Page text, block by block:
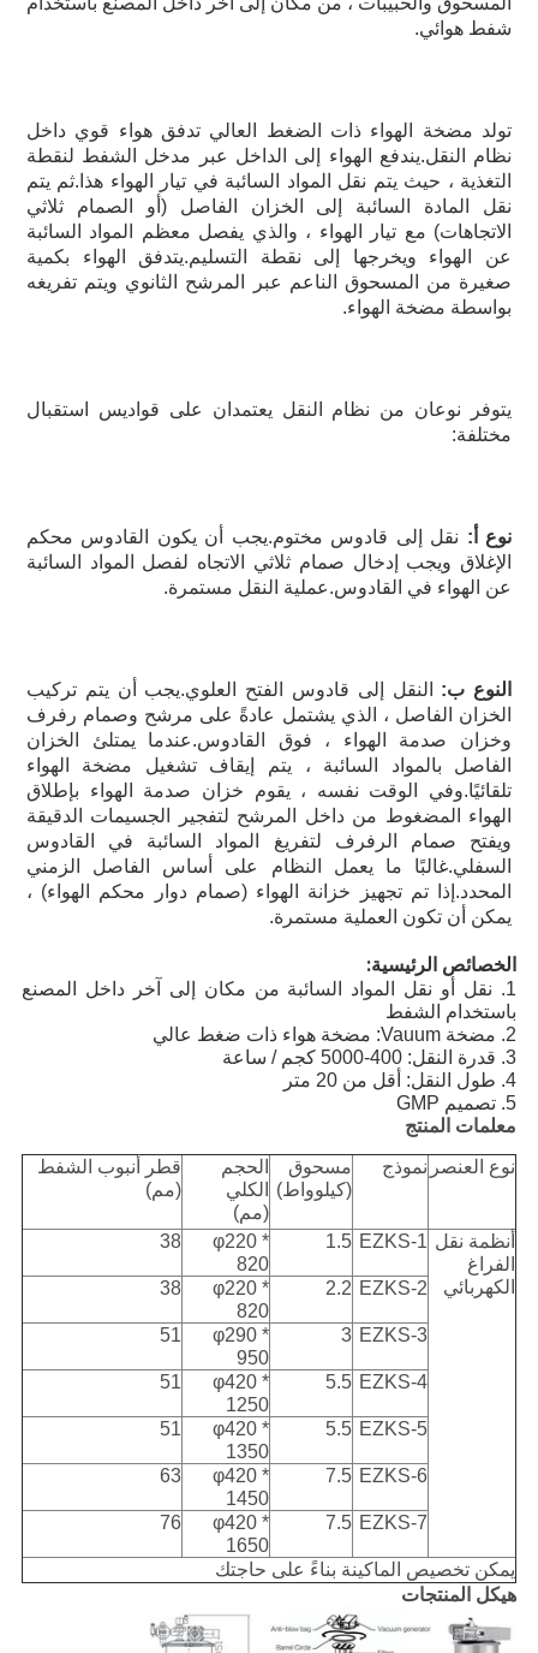
شفط هوائي.
بواسطة مضخة الهواء.
مختلفة:
نوع أ: نقل إلى قادوس مختوم.
عن الهواء في القادوس.عملية النقل مستمرة.
النوع ب: النقل إلى قادوس الفتح العلوي.
يمكن أن تكون العملية مستمرة.
الخصائص الرئيسية:
1. نقل أو نقل المواد السائبة من مكان إلى آخر داخل المصنع
باستخدام الشفط
2. مضخة Vauum: مضخة هواء ذات ضغط عالي
3. قدرة النقل: 400-5000 كجم / ساعة
4. طول النقل: أقل من 20 متر
5. تصميم GMP
معلمات المنتج
نوع العنصر نموذج
مسحوق
(كيلوواط)
الحجم
الكلي
(مم)
قطر أنبوب الشفط
(مم)
أنظمة نقل
الفراغ
الكهربائي
EZKS-1
1.5
φ220 *
820
38
EZKS-2
2.2
φ220 *
820
38
EZKS-3
3
φ290 *
950
51
EZKS-4
5.5
φ420 *
1250
51
EZKS-5
5.5
φ420 *
1350
51
EZKS-6
7.5
φ420 *
1450
63
EZKS-7
7.5
φ420 *
1650
76
يمكن تخصيص الماكينة بناءً على حاجتك
هيكل المنتجات